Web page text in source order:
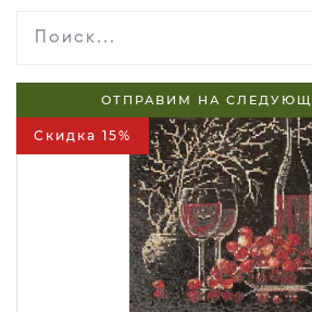
Скидка 15%
ОТПРАВИМ НА